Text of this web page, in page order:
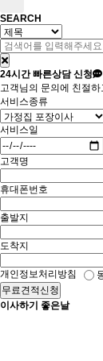
SEARCH
24시간빠른상담 신청
고객님의 문의에 친절
서비스종류
서비스일
고객명
휴대폰번호
출발지
도착지
개인정보처리방침
무료견적신청
이사하기 좋은날